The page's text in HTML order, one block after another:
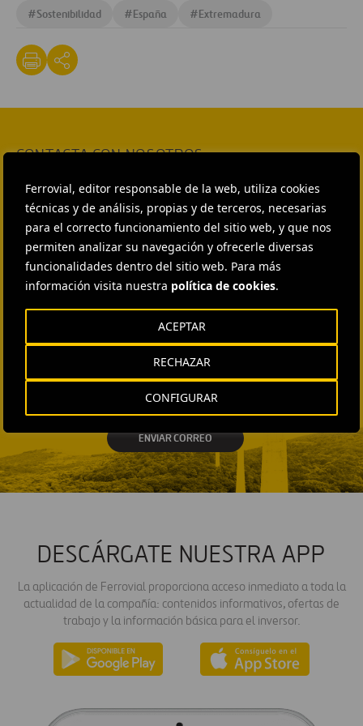
Ferrovial, editor responsable de la web, utiliza cookies
técnicas y de análisis, propias y de terceros, necesarias
para el correcto funcionamiento del sitio web, y que nos
permiten analizar su navegación y ofrecerle diversas
funcionalidades dentro del sitio web. Para más
información visita nuestra política de cookies.
CONFIGURAR
RECHAZAR
ACEPTAR
#Sostenibilidad #España #Extremadura
CONTACTA CON NOSOTROS
HEAD OF EXTERNAL
COMMUNICATION AND
INSTITUTIONAL RELATIONS
Ana García Ruiz
ENVIAR CORREO
AND MEDIA RELATIONS
Isabel Muñoz Torres
EXTERNAL COMMUNICATION
AND MEDIA RELATIONS
ENVIAR CORREO
DESCÁRGATE NUESTRA APP
La aplicación de Ferrovial proporciona acceso inmediato a toda la
actualidad de la compañía: contenidos informativos, ofertas de
trabajo y la información básica para el inversor.